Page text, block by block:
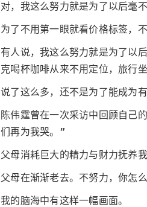
对，我这么努力就是为了以后毫
为了不用第一眼就看价格标签，
有人说，我这么努力就是为了以
克喝杯咖啡从来不用定位，旅行
说了这么多，还不是为了能成为
陈伟霆曾在一次采访中回顾自己
们再为我哭。”
父母消耗巨大的精力与财力抚养
父母在渐渐老去。不努力，你怎
我的脑海中有这样一幅画面。